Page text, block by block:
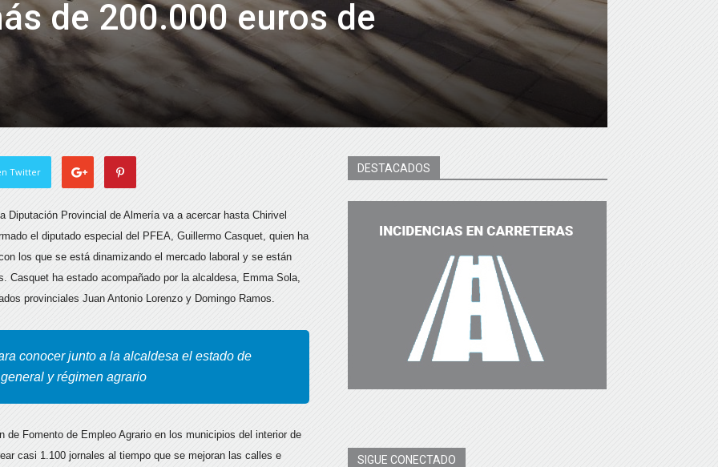
de 200.000 euros de
Twitter
Diputación Provincial de Almería va a acercar hasta Chirivel
el diputado especial del PFEA, Guillermo Casquet, quien ha
los que se está dinamizando el mercado laboral y se están
Casquet ha estado acompañado por la alcaldesa, Emma Sola,
provinciales Juan Antonio Lorenzo y Domingo Ramos.
conocer junto a la alcaldesa el estado de
y régimen agrario
Fomento de Empleo Agrario en los municipios del interior de
casi 1.100 jornales al tiempo que se mejoran las calles e
DESTACADOS
SIGUE CONECTADO